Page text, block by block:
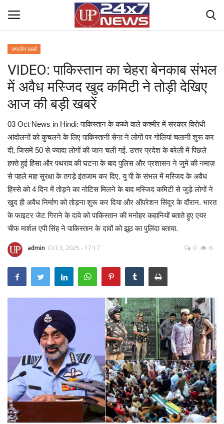
Home
Contact Us
राष्ट्रीय खबरें
उत्तर प्रदेश
बिज़नेस
क्राइम
मनोरंजन
Gallery
क्रिकेट
अजब गज़ब
राष्ट्रीय खबरें
VIDEO: पाकिस्तान का चेहरा बेनकाब संभल
में अवैध मस्जिद खुद कमिटी ने तोड़ी देखिए
आज की बड़ी खबरें
03 Oct News in Hindi: पाकिस्तान के कब्जे वाले कश्मीर में सरकार विरोधी
आंदोलनों को कुचलने के लिए पाकिस्तानी सेना ने लोगों पर गोलियां चलानी शुरू कर
दी, जिसमें 50 से ज्यादा लोगों की जान चली गई. उत्तर प्रदेश के बरेली में पिछले
हफ्ते हुई हिंसा और पथराव की घटना के बाद पुलिस और प्रशासन ने जुमे की नमाज़
से पहले माह सुरक्षा के तगड़े इंतजाम कर दिए. यु पी के संभल में मस्जिद के अवैध
हिस्से को 4 दिन में तोड़ने का नोटिस मिलने के बाद मस्जिद कमिटी से जुड़े लोगों ने
खुद ही अवैध निर्माण को तोड़ना शुरू कर दिया और ऑपरेशन सिंदूर के दौरान. भारत
के फाइटर जेट गिराने के दावे को पाकिस्तान की मनोहर कहानियों बताते हुए एयर
चीफ मार्शल एपी सिंह ने पाकिस्तान के दावों को झूठ का पुलिंदा बताया.
admin Oct 3, 2025 - 17:17 0 6